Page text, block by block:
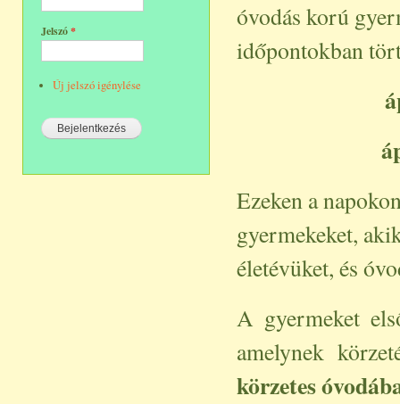
Jelszó*
Új jelszó igénylése
óvodás korú
időpontokban
Ezeken a
gyermekeket,
életévüket, és
A gyermeket
amelynek
körzetes